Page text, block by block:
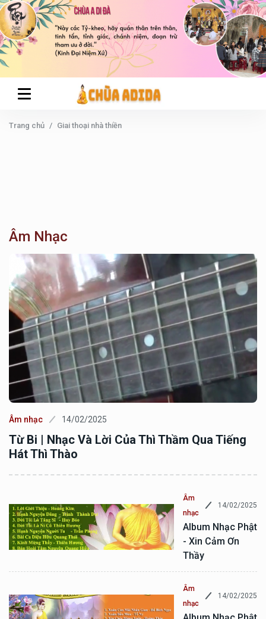
Trang chủ Giai thoại nhà thiền
Âm Nhạc
Âm nhạc 14/02/2025
Từ Bi | Nhạc Và Lời Của Thì Thầm Qua Tiếng
Hát Thì Thào
Âm
nhạc
14/02/2025
Album Nhạc Phật
- Xin Cảm Ơn
Thầy
Âm
nhạc
14/02/2025